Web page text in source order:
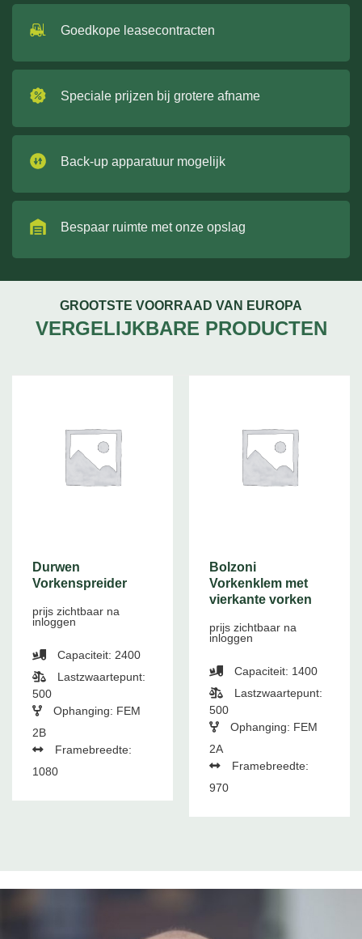
Goedkope leasecontracten
Speciale prijzen bij grotere afname
Back-up apparatuur mogelijk
Bespaar ruimte met onze opslag
GROOTSTE VOORRAAD VAN EUROPA
VERGELIJKBARE PRODUCTEN
Durwen
Vorkenspreider
prijs zichtbaar na
inloggen
Capaciteit: 2400
Lastzwaartepunt:
500
Ophanging: FEM
2B
Framebreedte:
1080
Bolzoni
Vorkenklem met
vierkante vorken
prijs zichtbaar na
inloggen
Capaciteit: 1400
Lastzwaartepunt:
500
Ophanging: FEM
2A
Framebreedte:
970